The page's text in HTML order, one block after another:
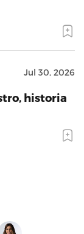
Jul 30, 2026
historia